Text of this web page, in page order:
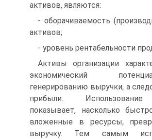
активов, являются:
- оборачиваемость
активов;
- уровень рентабельности
Активы организации
экономический
генерированию выручки, а
прибыли.
показывает, насколько
вложенные в ресурсы,
выручку. Тем самым